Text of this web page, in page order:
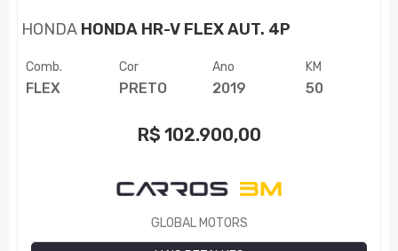
HONDA HONDA HR-V FLEX AUT. 4P
Comb.
FLEX
Cor
PRETO
Ano
2019
KM
50
R$ 102.900,00
GLOBAL MOTORS